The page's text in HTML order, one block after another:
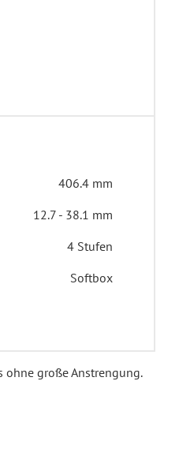
406.4 mm
12.7 - 38.1 mm
4 Stufen
Softbox
große Anstrengung.